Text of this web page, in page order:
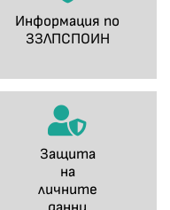
Информация по
ЗЗЛПСПОИН
Защита
на
личните